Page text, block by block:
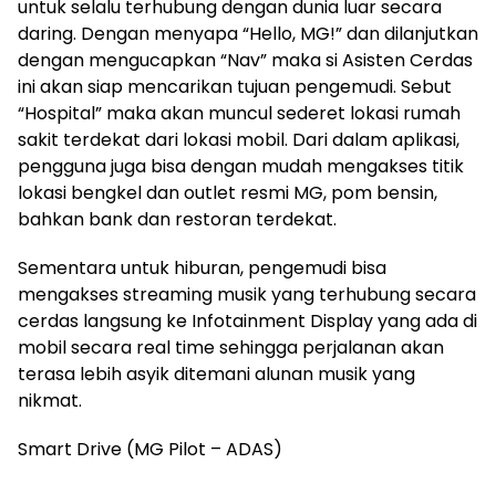
untuk selalu terhubung dengan dunia luar secara
daring. Dengan menyapa “Hello, MG!” dan dilanjutkan
dengan mengucapkan “Nav” maka si Asisten Cerdas
ini akan siap mencarikan tujuan pengemudi. Sebut
“Hospital” maka akan muncul sederet lokasi rumah
sakit terdekat dari lokasi mobil. Dari dalam aplikasi,
pengguna juga bisa dengan mudah mengakses titik
lokasi bengkel dan outlet resmi MG, pom bensin,
bahkan bank dan restoran terdekat.
Sementara untuk hiburan, pengemudi bisa
mengakses streaming musik yang terhubung secara
cerdas langsung ke Infotainment Display yang ada di
mobil secara real time sehingga perjalanan akan
terasa lebih asyik ditemani alunan musik yang
nikmat.
Smart Drive (MG Pilot – ADAS)